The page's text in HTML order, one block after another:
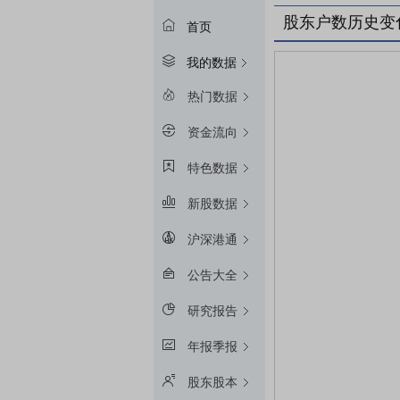
首页
我的数据
热门数据
资金流向
特色数据
新股数据
沪深港通
公告大全
研究报告
年报季报
股东股本
股东户数历史